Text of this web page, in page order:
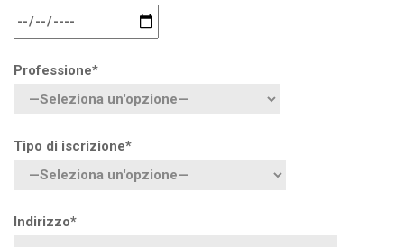
Professione*
Tipo di iscrizione*
Indirizzo*